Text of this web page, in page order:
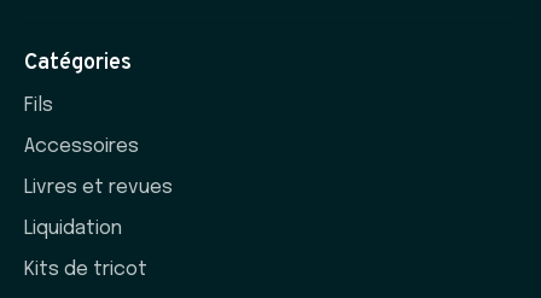
Catégories
Fils
Accessoires
Livres et revues
Liquidation
Kits de tricot